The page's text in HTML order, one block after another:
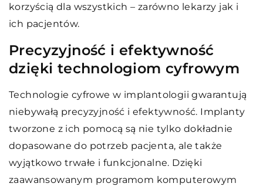
korzyścią dla wszystkich – zarówno lekarzy jak i
ich pacjentów.
Precyzyjność i efektywność
dzięki technologiom cyfrowym
Technologie cyfrowe w implantologii gwarantują
niebywałą precyzyjność i efektywność. Implanty
tworzone z ich pomocą są nie tylko dokładnie
dopasowane do potrzeb pacjenta, ale także
wyjątkowo trwałe i funkcjonalne. Dzięki
zaawansowanym programom komputerowym